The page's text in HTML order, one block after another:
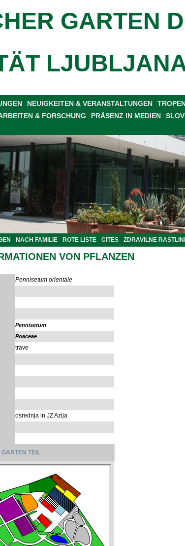
GARTEN
NEUIGKEITEN & VERANSTALTUNGEN
& FORSCHUNG PRÄSENZ IN MEDIEN
NACH FAMILIE ROTE LISTE CITES ZDRAVILNE
VON PFLANZEN
Pennisetum orientale
Pennisetum
Poaceae
trave
osrednja in JZ Azija
GARTEN TEIL